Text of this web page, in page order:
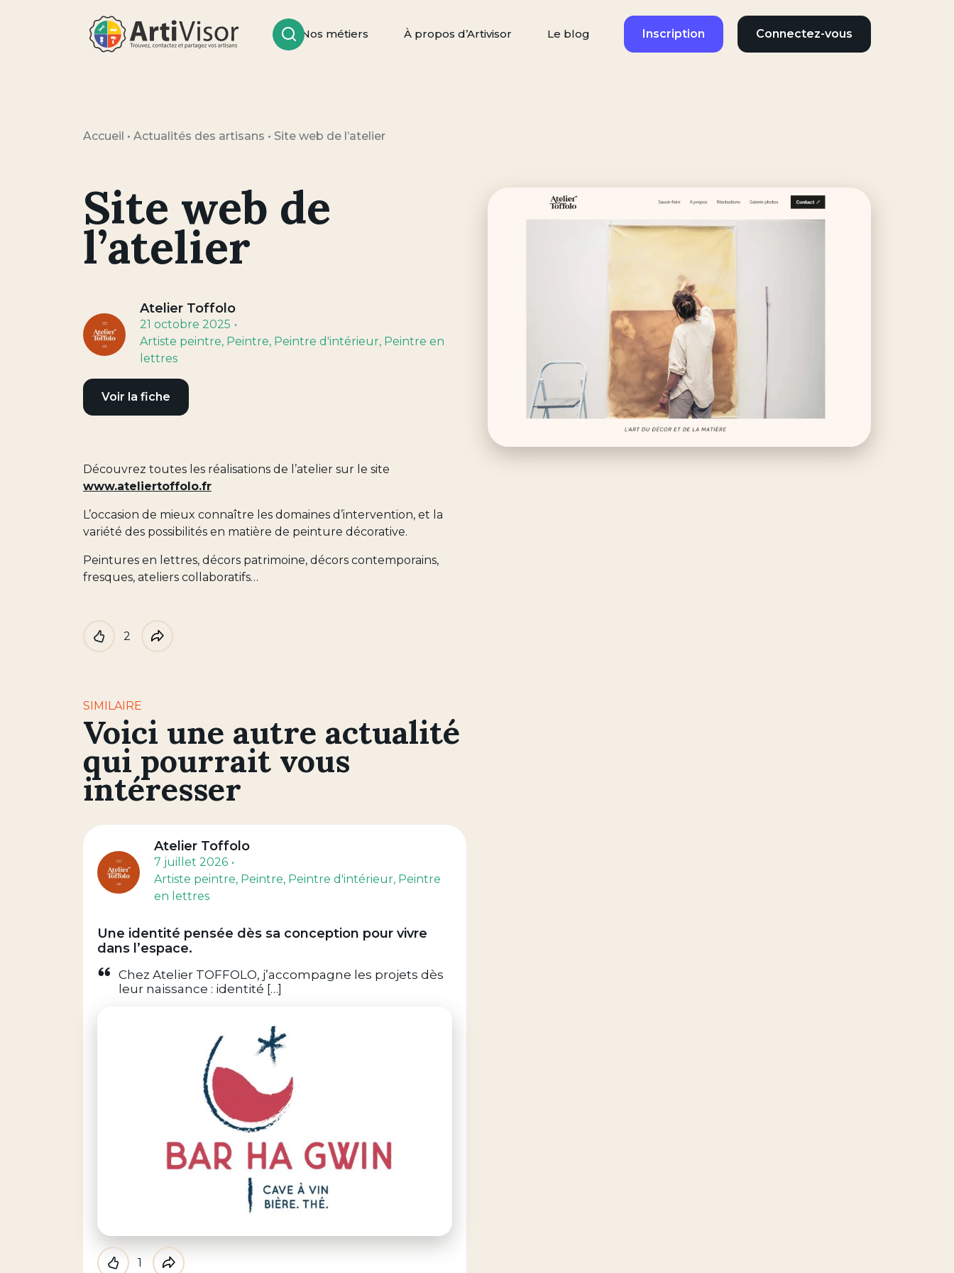
Nos métiers À propos d’Artivisor Le blog Inscription Connectez-vous
Rechercher un artisan
Rechercher
Accueil • Actualités des artisans • Site web de l’atelier
Site web de
l’atelier
Atelier Toffolo
21 octobre 2025
Artiste peintre, Peintre, Peintre d'intérieur, Peintre en
lettres
Voir la fiche
Découvrez toutes les réalisations de l’atelier sur le site
www.ateliertoffolo.fr
L’occasion de mieux connaître les domaines d’intervention, et la
variété des possibilités en matière de peinture décorative.
Peintures en lettres, décors patrimoine, décors contemporains,
fresques, ateliers collaboratifs…
Like
2
Partager
SIMILAIRE
Voici une autre actualité
qui pourrait vous
intéresser
Atelier Toffolo
7 juillet 2026
Artiste peintre, Peintre, Peintre d'intérieur, Peintre
en lettres
Une identité pensée dès sa conception pour vivre
dans l’espace.
Chez Atelier TOFFOLO, j’accompagne les projets dès
leur naissance : identité […]
Like
1
Partager